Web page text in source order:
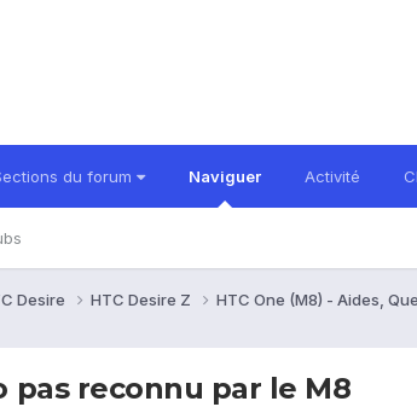
du forum Naviguer Activité
Desire HTC Desire Z HTC One (M8) - Aides,
pas reconnu par le M8